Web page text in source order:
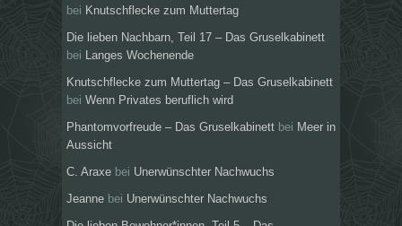
bei Knutschflecke zum Muttertag
Die lieben Nachbarn, Teil 17 – Das Gruselkabinett
bei
Langes Wochenende
Knutschflecke zum Muttertag – Das Gruselkabinett
bei Wenn Privates beruflich wird
Phantomvorfreude – Das Gruselkabinett bei Meer in
Aussicht
C. Araxe bei Unerwünschter Nachwuchs
Jeanne bei Unerwünschter Nachwuchs